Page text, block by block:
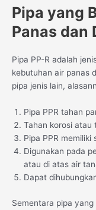
Pipa yang
Panas dan
Pipa PP-R adalah
kebutuhan air panas
pipa jenis lain,
Pipa PPR tahan
Tahan korosi atau
Pipa PPR
Digunakan pada
atau di atas air
Dapat
Sementara pipa